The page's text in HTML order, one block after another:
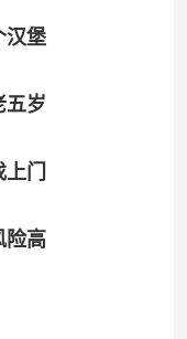
汉堡
五岁
门
险高